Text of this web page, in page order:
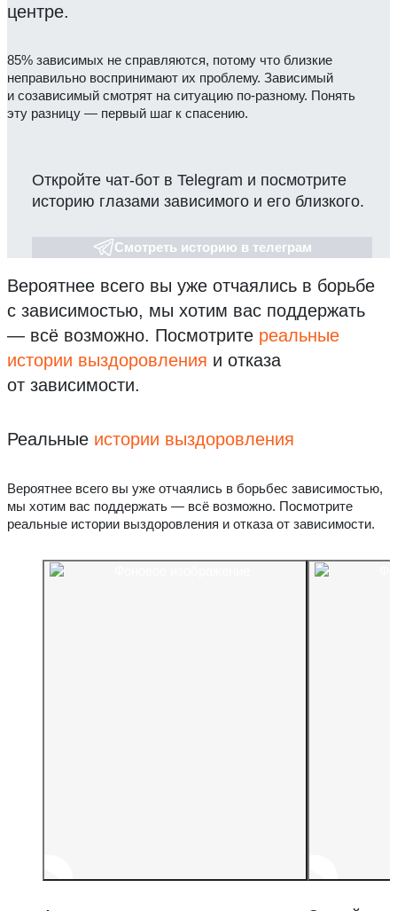
центре.
85% зависимых не справляются, потому что близкие
неправильно воспринимают их проблему. Зависимый
и созависимый смотрят на ситуацию по-разному. Понять
эту разницу — первый шаг к спасению.
Откройте чат-бот в Telegram и посмотрите
историю глазами зависимого и его близкого.
Смотреть историю в телеграм
Вероятнее всего вы уже отчаялись в борьбе
с зависимостью, мы хотим вас поддержать
— всё возможно. Посмотрите реальные
истории выздоровления и отказа
от зависимости.
Реальные истории выздоровления
Вероятнее всего вы уже отчаялись в борьбес зависимостью,
мы хотим вас поддержать — всё возможно. Посмотрите
реальные истории выздоровления и отказа от зависимости.